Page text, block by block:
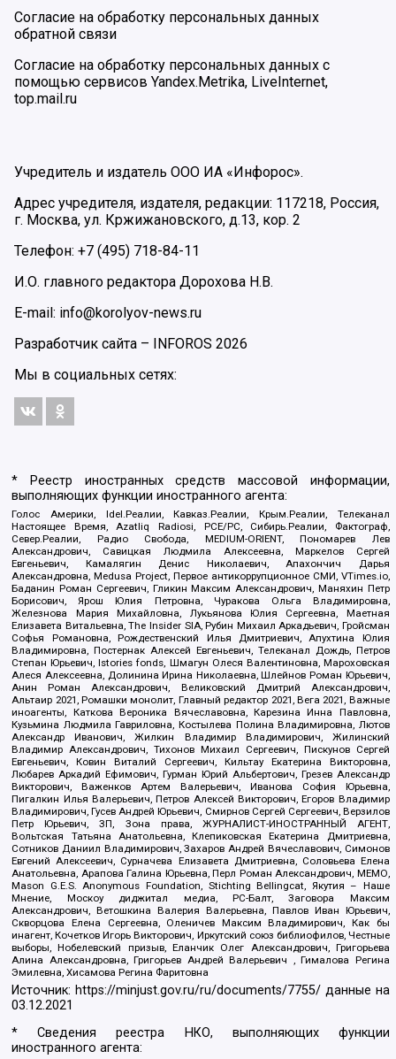
Согласие на обработку персональных данных
обратной связи
Согласие на обработку персональных данных с
помощью сервисов Yandex.Metrika, LiveInternet,
top.mail.ru
Учредитель и издатель ООО ИА «Инфорос».
Адрес учредителя, издателя, редакции: 117218, Россия,
г. Москва, ул. Кржижановского, д.13, кор. 2
Телефон: +7 (495) 718-84-11
И.О. главного редактора Дорохова Н.В.
E-mail: info@korolyov-news.ru
Разработчик сайта – INFOROS 2026
Мы в социальных сетях:
* Реестр иностранных средств массовой информации,
выполняющих функции иностранного агента:
Голос Америки, Idel.Реалии, Кавказ.Реалии, Крым.Реалии, Телеканал
Настоящее Время, Azatliq Radiosi, PCE/PC, Сибирь.Реалии, Фактограф,
Север.Реалии, Радио Свобода, MEDIUM-ORIENT, Пономарев Лев
Александрович, Савицкая Людмила Алексеевна, Маркелов Сергей
Евгеньевич, Камалягин Денис Николаевич, Апахончич Дарья
Александровна, Medusa Project, Первое антикоррупционное СМИ, VTimes.io,
Баданин Роман Сергеевич, Гликин Максим Александрович, Маняхин Петр
Борисович, Ярош Юлия Петровна, Чуракова Ольга Владимировна,
Железнова Мария Михайловна, Лукьянова Юлия Сергеевна, Маетная
Елизавета Витальевна, The Insider SIA, Рубин Михаил Аркадьевич, Гройсман
Софья Романовна, Рождественский Илья Дмитриевич, Апухтина Юлия
Владимировна, Постернак Алексей Евгеньевич, Телеканал Дождь, Петров
Степан Юрьевич, Istories fonds, Шмагун Олеся Валентиновна, Мароховская
Алеся Алексеевна, Долинина Ирина Николаевна, Шлейнов Роман Юрьевич,
Анин Роман Александрович, Великовский Дмитрий Александрович,
Альтаир 2021, Ромашки монолит, Главный редактор 2021, Вега 2021, Важные
иноагенты, Каткова Вероника Вячеславовна, Карезина Инна Павловна,
Кузьмина Людмила Гавриловна, Костылева Полина Владимировна, Лютов
Александр Иванович, Жилкин Владимир Владимирович, Жилинский
Владимир Александрович, Тихонов Михаил Сергеевич, Пискунов Сергей
Евгеньевич, Ковин Виталий Сергеевич, Кильтау Екатерина Викторовна,
Любарев Аркадий Ефимович, Гурман Юрий Альбертович, Грезев Александр
Викторович, Важенков Артем Валерьевич, Иванова София Юрьевна,
Пигалкин Илья Валерьевич, Петров Алексей Викторович, Егоров Владимир
Владимирович, Гусев Андрей Юрьевич, Смирнов Сергей Сергеевич, Верзилов
Петр Юрьевич, ЗП, Зона права, ЖУРНАЛИСТ-ИНОСТРАННЫЙ АГЕНТ,
Вольтская Татьяна Анатольевна, Клепиковская Екатерина Дмитриевна,
Сотников Даниил Владимирович, Захаров Андрей Вячеславович, Симонов
Евгений Алексеевич, Сурначева Елизавета Дмитриевна, Соловьева Елена
Анатольевна, Арапова Галина Юрьевна, Перл Роман Александрович, МЕМО,
Mason G.E.S. Anonymous Foundation, Stichting Bellingcat, Якутия – Наше
Мнение, Москоу диджитал медиа, РС-Балт, Заговора Максим
Александрович, Ветошкина Валерия Валерьевна, Павлов Иван Юрьевич,
Скворцова Елена Сергеевна, Оленичев Максим Владимирович, Как бы
инагент, Кочетков Игорь Викторович, Иркутский союз библиофилов, Честные
выборы, Нобелевский призыв, Еланчик Олег Александрович, Григорьева
Алина Александровна, Григорьев Андрей Валерьевич , Гималова Регина
Эмилевна, Хисамова Регина Фаритовна
Источник: https://minjust.gov.ru/ru/documents/7755/ данные на
03.12.2021
* Сведения реестра НКО, выполняющих функции
иностранного агента: